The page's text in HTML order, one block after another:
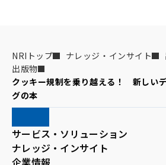
NRIトップ ナレッジ・インサイト
出版物
クッキー規制を乗り越える！　新しい
グの本
サービス・ソリューション
ナレッジ・インサイト
企業情報